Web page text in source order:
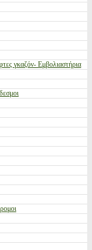
γκαζόν- Εμβολιαστήρια